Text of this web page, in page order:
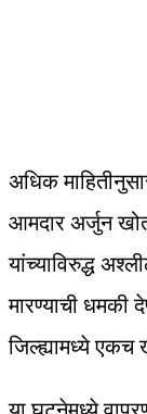
अधिक
आमदार अर्जुन
यांच्याविरुद्ध
मारण्याची
जिल्ह्यामध्ये